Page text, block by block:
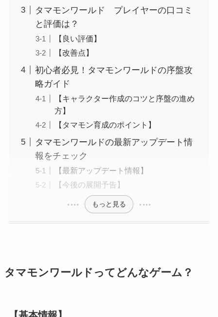
タマモンワールド プレイヤーの口コミ
と評価は？
【良い評価】
【改善点】
初心者必見！タマモンワールドの序盤攻
略ガイド
【キャラクター作成のコツと序盤の進め
方】
【タマモン育成のポイント】
タマモンワールドの最新アップデート情
報をチェック
【最新アップデート情報】
【今後の展開予告】
もっと見る
タマモンワールドってどんなゲーム？